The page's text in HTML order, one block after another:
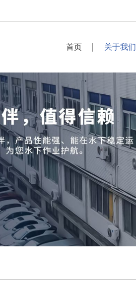
首页 关于我们